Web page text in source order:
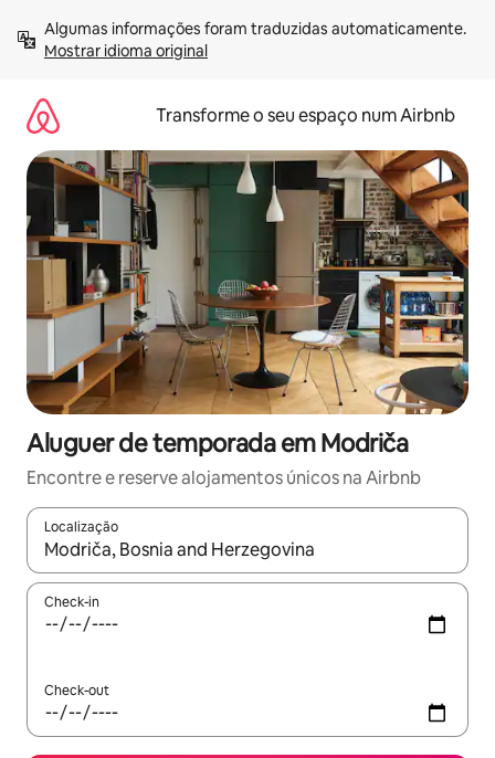
para
Mostrar idioma original
Transforme o seu espaço num Airbnb
Aluguer de temporada em Modriča
Encontre e reserve alojamentos únicos na Airbnb
Localização
Quando os resultados estiverem disponíveis, navegue com
Check-in
Check-out